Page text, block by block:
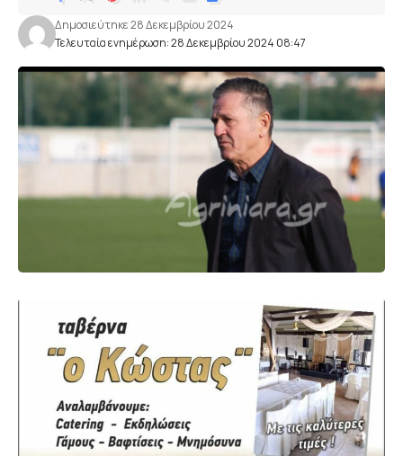
Τελευταία ενημέρωση: 28 Δεκεμβρίου 2024 08:47
Δημοσιεύτηκε 28 Δεκεμβρίου 2024